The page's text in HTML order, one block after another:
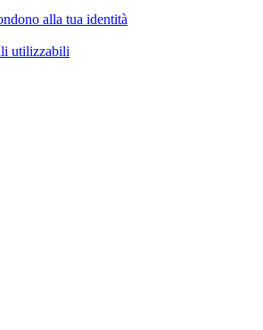
alla tua identità
utilizzabili